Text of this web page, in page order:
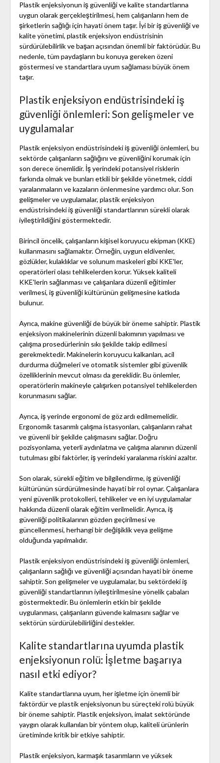
Plastik enjeksiyonun iş güvenliği ve kalite standartlarına
uygun olarak gerçekleştirilmesi, hem çalışanların hem de
şirketlerin sağlığı için hayati önem taşır. İyi bir iş güvenliği ve
kalite yönetimi, plastik enjeksiyon endüstrisinin
sürdürülebilirlik ve başarı açısından önemli bir faktörüdür. Bu
nedenle, tüm paydaşların bu konuya gereken özeni
göstermesi ve standartlara uyum sağlaması büyük önem
taşır.
Plastik enjeksiyon endüstrisindeki iş
güvenliği önlemleri: Son gelişmeler ve
uygulamalar
Plastik enjeksiyon endüstrisindeki iş güvenliği önlemleri, bu
sektörde çalışanların sağlığını ve güvenliğini korumak için
son derece önemlidir. İş yerindeki potansiyel risklerin
farkında olmak ve bunları etkili bir şekilde yönetmek, ciddi
yaralanmaların ve kazaların önlenmesine yardımcı olur. Son
gelişmeler ve uygulamalar, plastik enjeksiyon
endüstrisindeki iş güvenliği standartlarının sürekli olarak
iyileştirildiğini göstermektedir.
Birincil öncelik, çalışanların kişisel koruyucu ekipman (KKE)
kullanmasını sağlamaktır. Örneğin, uygun eldivenler,
gözlükler, kulaklıklar ve solunum maskeleri gibi KKE'ler,
operatörleri olası tehlikelerden korur. Yüksek kaliteli
KKE'lerin sağlanması ve çalışanlara düzenli eğitimler
verilmesi, iş güvenliği kültürünün gelişmesine katkıda
bulunur.
Ayrıca, makine güvenliği de büyük bir öneme sahiptir. Plastik
enjeksiyon makinelerinin düzenli bakımının yapılması ve
çalışma prosedürlerinin sıkı şekilde takip edilmesi
gerekmektedir. Makinelerin koruyucu kalkanları, acil
durdurma düğmeleri ve otomatik sistemler gibi güvenlik
özelliklerinin mevcut olması da gereklidir. Bu önlemler,
operatörlerin makineyle çalışırken potansiyel tehlikelerden
korunmasını sağlar.
Ayrıca, iş yerinde ergonomi de göz ardı edilmemelidir.
Ergonomik tasarımlı çalışma istasyonları, çalışanların rahat
ve güvenli bir şekilde çalışmasını sağlar. Doğru
pozisyonlama, yeterli aydınlatma ve çalışma alanının düzenli
tutulması gibi faktörler, iş yerindeki yaralanma riskini azaltır.
Son olarak, sürekli eğitim ve bilgilendirme, iş güvenliği
kültürünün sürdürülmesinde hayati bir rol oynar. Çalışanlara
yeni güvenlik protokolleri, tehlikeler ve en iyi uygulamalar
hakkında düzenli olarak eğitim verilmelidir. Ayrıca, iş
güvenliği politikalarının gözden geçirilmesi ve
güncellenmesi, herhangi bir değişiklik veya gelişme
olduğunda yapılmalıdır.
Plastik enjeksiyon endüstrisindeki iş güvenliği önlemleri,
çalışanların sağlığı ve güvenliği açısından hayati bir öneme
sahiptir. Son gelişmeler ve uygulamalar, bu sektördeki iş
güvenliği standartlarının iyileştirilmesine yönelik çabaları
göstermektedir. Bu önlemlerin etkin bir şekilde
uygulanması, çalışanların güvende kalmasını sağlar ve
sektörün sürdürülebilirliğini destekler.
Kalite standartlarına uyumda plastik
enjeksiyonun rolü: İşletme başarıya
nasıl etki ediyor?
Kalite standartlarına uyum, her işletme için önemli bir
faktördür ve plastik enjeksiyonun bu süreçteki rolü büyük
bir öneme sahiptir. Plastik enjeksiyon, imalat sektöründe
yaygın olarak kullanılan bir yöntem olup, kaliteli ürünlerin
üretiminde kritik bir etkiye sahiptir.
Plastik enjeksiyon, karmaşık tasarımların ve yüksek